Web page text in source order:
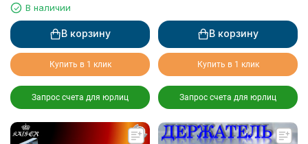
В наличии
В корзину
Купить в 1 клик
Запрос счета для юрлиц
В корзину
Купить в 1 клик
Запрос счета для юрлиц